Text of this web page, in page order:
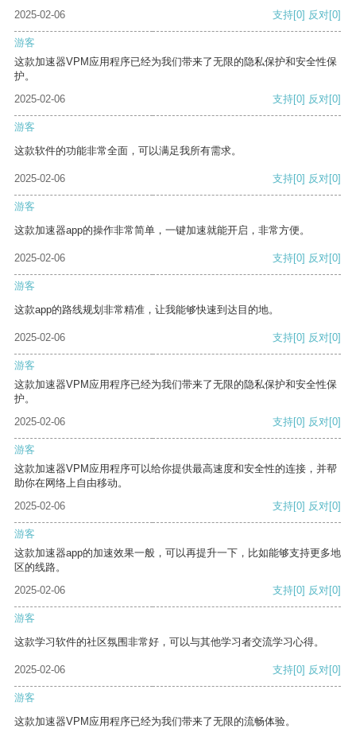
2025-02-06
支持[0] 反对[0]
游客
这款加速器VPM应用程序已经为我们带来了无限的隐私保护和安全性保
护。
2025-02-06
支持[0] 反对[0]
游客
这款软件的功能非常全面，可以满足我所有需求。
2025-02-06 支持[0] 反对[0]
游客
这款加速器app的操作非常简单，一键加速就能开启，非常方便。
2025-02-06 支持[0] 反对[0]
游客
这款app的路线规划非常精准，让我能够快速到达目的地。
2025-02-06 支持[0] 反对[0]
游客
这款加速器VPM应用程序已经为我们带来了无限的隐私保护和安全性保
护。
2025-02-06
支持[0] 反对[0]
游客
这款加速器VPM应用程序可以给你提供最高速度和安全性的连接，并帮
助你在网络上自由移动。
2025-02-06
支持[0] 反对[0]
游客
这款加速器app的加速效果一般，可以再提升一下，比如能够支持更多地
区的线路。
2025-02-06
支持[0] 反对[0]
游客
这款学习软件的社区氛围非常好，可以与其他学习者交流学习心得。
2025-02-06 支持[0] 反对[0]
游客
这款加速器VPM应用程序已经为我们带来了无限的流畅体验。